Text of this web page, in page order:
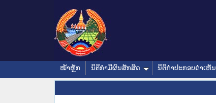
ໜ້າຫຼັກ ນິຕິກໍາມີຜົນສັກສິດ ນິຕິກໍາປະກອບຄໍາເຫັນ